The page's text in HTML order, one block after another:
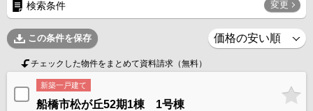
検索条件 変更
この条件を保存
チェックした物件をまとめて資料請求（無料）
新築一戸建て
船橋市松が丘52期1棟 1号棟